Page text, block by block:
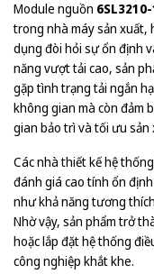
Module nguồn
trong nhà máy sản xuất,
dụng đòi hỏi sự ổn định
năng vượt tải cao, sản
gặp tình trạng tải ngắn
không gian mà còn đảm
gian bảo trì và tối ưu sản
Các nhà thiết kế hệ
đánh giá cao tính ổn
như khả năng tương
Nhờ vậy, sản phẩm trở
hoặc lắp đặt hệ thống
công nghiệp khắt khe.